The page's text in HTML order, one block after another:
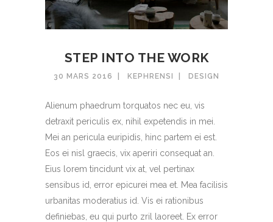
STEP INTO THE WORK
30 MARS 2016 KEPHRENSI DESIGN
Alienum phaedrum torquatos nec eu, vis
detraxit periculis ex, nihil expetendis in mei.
Mei an pericula euripidis, hinc partem ei est.
Eos ei nisl graecis, vix aperiri consequat an.
Eius lorem tincidunt vix at, vel pertinax
sensibus id, error epicurei mea et. Mea facilisis
urbanitas moderatius id. Vis ei rationibus
definiebas, eu qui purto zril laoreet. Ex error